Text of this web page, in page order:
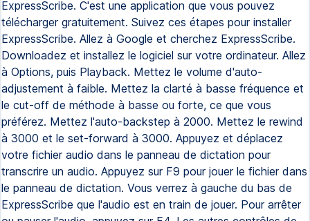
ExpressScribe. C'est une application que vous pouvez
télécharger gratuitement. Suivez ces étapes pour installer
ExpressScribe. Allez à Google et cherchez ExpressScribe.
Downloadez et installez le logiciel sur votre ordinateur. Allez
à Options, puis Playback. Mettez le volume d'auto-
adjustement à faible. Mettez la clarté à basse fréquence et
le cut-off de méthode à basse ou forte, ce que vous
préférez. Mettez l'auto-backstep à 2000. Mettez le rewind
à 3000 et le set-forward à 3000. Appuyez et déplacez
votre fichier audio dans le panneau de dictation pour
transcrire un audio. Appuyez sur F9 pour jouer le fichier dans
le panneau de dictation. Vous verrez à gauche du bas de
ExpressScribe que l'audio est en train de jouer. Pour arrêter